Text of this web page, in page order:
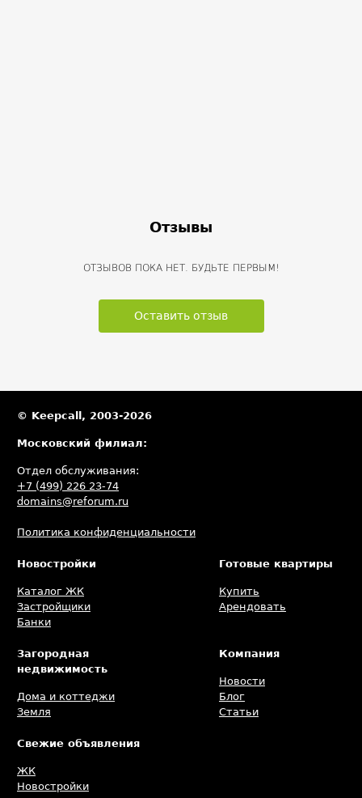
Отзывы
ОТЗЫВОВ ПОКА НЕТ. БУДЬТЕ ПЕРВЫМ!
Оставить отзыв
© Keepcall, 2003-2026
Московский филиал:
Отдел обслуживания:
+7 (499) 226 23-74
domains@reforum.ru
Политика конфиденциальности
Новостройки
Каталог ЖК
Застройщики
Банки
Готовые квартиры
Купить
Арендовать
Загородная
недвижимость
Дома и коттеджи
Земля
Компания
Новости
Блог
Статьи
Свежие объявления
ЖК
Новостройки